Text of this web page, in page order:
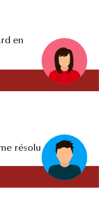
en
résolu